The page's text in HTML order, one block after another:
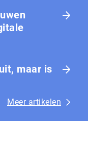
maar is
Meer artikelen